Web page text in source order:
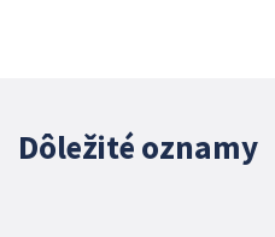
Dôležité oznamy